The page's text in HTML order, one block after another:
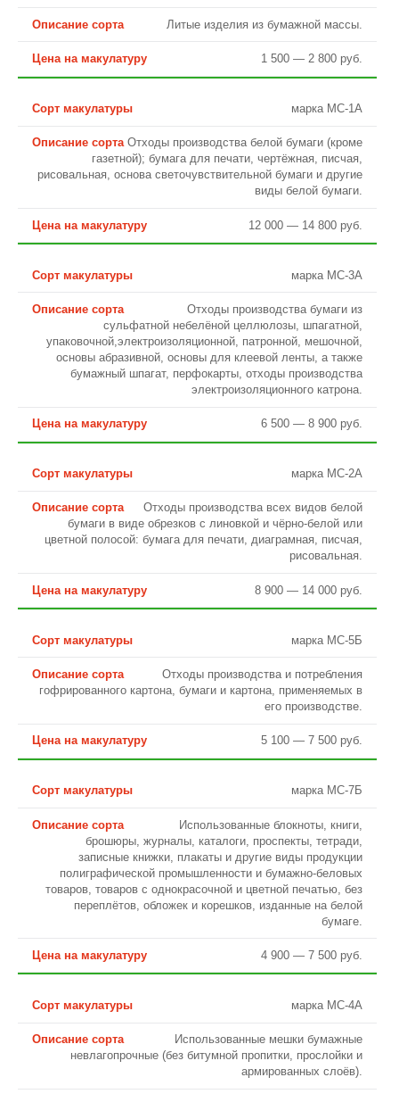
Литые изделия из бумажной массы.
1 500 — 2 800 руб.
марка МС-1А
Отходы производства белой бумаги (кроме
газетной); бумага для печати, чертёжная, писчая,
рисовальная, основа светочувствительной бумаги и другие
виды белой бумаги.
12 000 — 14 800 руб.
марка МС-3А
Отходы производства бумаги из
сульфатной небелёной целлюлозы, шпагатной,
упаковочной,электроизоляционной, патронной, мешочной,
основы абразивной, основы для клеевой ленты, а также
бумажный шпагат, перфокарты, отходы производства
электроизоляционного катрона.
6 500 — 8 900 руб.
марка МС-2А
Отходы производства всех видов белой
бумаги в виде обрезков с линовкой и чёрно-белой или
цветной полосой: бумага для печати, диаграмная, писчая,
рисовальная.
8 900 — 14 000 руб.
марка МС-5Б
Отходы производства и потребления
гофрированного картона, бумаги и картона, применяемых в
его производстве.
5 100 — 7 500 руб.
марка МС-7Б
Использованные блокноты, книги,
брошюры, журналы, каталоги, проспекты, тетради,
записные книжки, плакаты и другие виды продукции
полиграфической промышленности и бумажно-беловых
товаров, товаров с однокрасочной и цветной печатью, без
переплётов, обложек и корешков, изданные на белой
бумаге.
4 900 — 7 500 руб.
марка МС-4А
Использованные мешки бумажные
невлагопрочные (без битумной пропитки, прослойки и
армированных слоёв).